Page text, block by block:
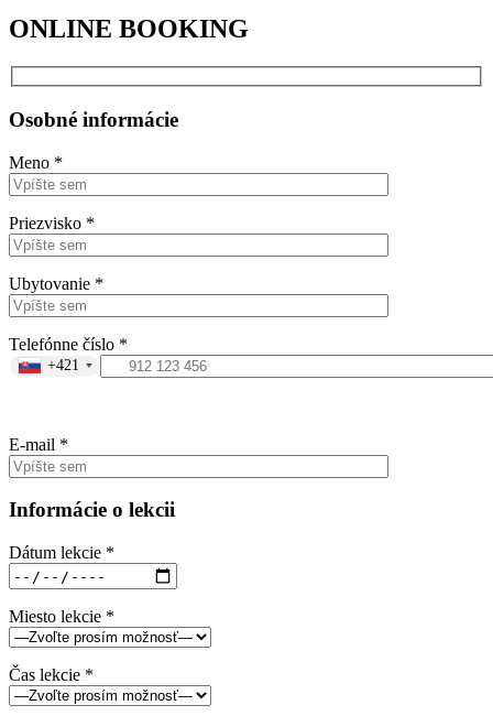
ONLINE BOOKING
Osobné informácie
Meno *
Priezvisko *
Ubytovanie *
Telefónne číslo *
+421
E-mail *
Informácie o lekcii
Dátum lekcie *
Miesto lekcie *
Čas lekcie *